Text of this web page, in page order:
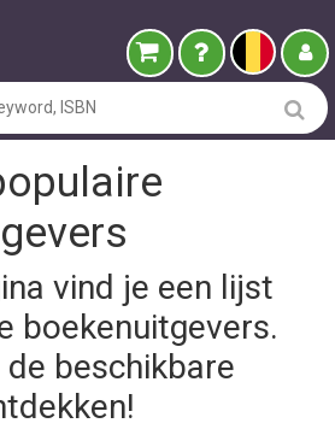
vind je een lijst
boekenuitgevers.
beschikbare